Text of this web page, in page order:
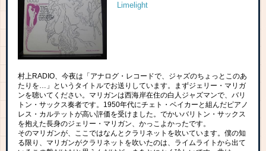
Limelight
村上RADIO、今夜は「アナログ・レコードで、ジャズのちょっとこのあ
たりを…」というタイトルでお送りしています。まずジェリー・マリガ
ンを聴いてください。マリガンは西海岸在住の白人ジャズマンで、バリ
トン・サックス奏者です。1950年代にチェト・ベイカーと組んだピアノ
レス・カルテットが高い評価を受けました。でかいバリトン・サックス
を抱えた長身のジェリー・マリガン、かっこよかったです。
そのマリガンが、ここではなんとクラリネットを吹いています。僕の知
る限り、マリガンがクラリネットを吹いたのは、ライムライトから出て